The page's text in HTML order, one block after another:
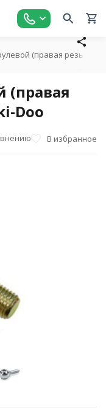
(правая резьба)
(правая
Doo
В избранное